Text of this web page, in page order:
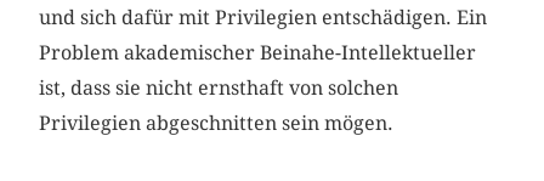
und sich dafür mit Privilegien entschädigen. Ein
Problem akademischer Beinahe-Intellektueller
ist, dass sie nicht ernsthaft von solchen
Privilegien abgeschnitten sein mögen.